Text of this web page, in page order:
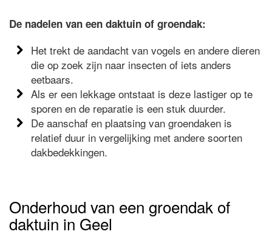
De nadelen van een daktuin of groendak:
Het trekt de aandacht van vogels en andere dieren
die op zoek zijn naar insecten of iets anders
eetbaars.
Als er een lekkage ontstaat is deze lastiger op te
sporen en de reparatie is een stuk duurder.
De aanschaf en plaatsing van groendaken is
relatief duur in vergelijking met andere soorten
dakbedekkingen.
Onderhoud van een groendak of
daktuin in Geel